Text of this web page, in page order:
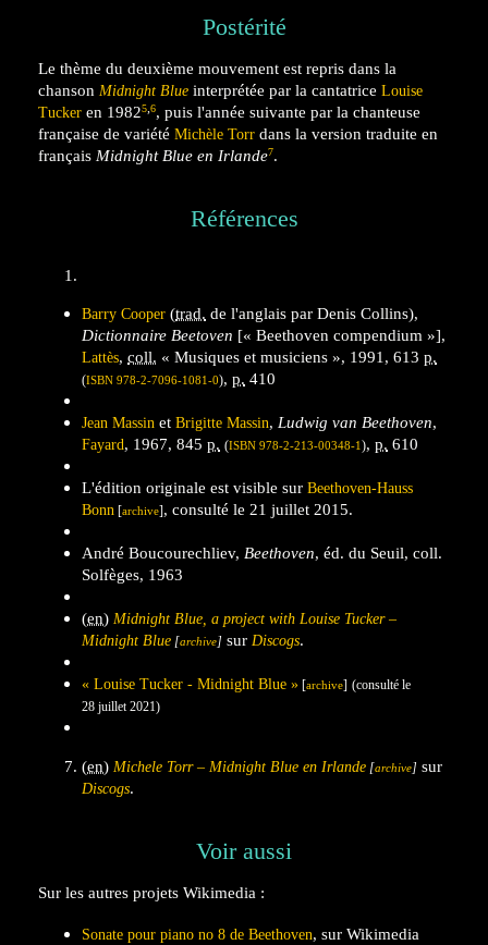
Postérité
Le thème du deuxième mouvement est repris dans la
chanson Midnight Blue interprétée par la cantatrice Louise
Tucker en 19825 6, puis l'année suivante par la chanteuse
française de variété Michèle Torr dans la version traduite en
français Midnight Blue en Irlande7.
Références
Barry Cooper (trad. de l'anglais par Denis Collins),
Dictionnaire Beetoven [« Beethoven compendium »],
Lattès, coll. « Musiques et musiciens », 1991 , 613 p.
(ISBN 978-2-7096-1081-0), p. 410
Jean Massin et Brigitte Massin, Ludwig van Beethoven,
Fayard, 1967, 845 p. (ISBN 978-2-213-00348-1 ), p. 610
L'édition originale est visible sur Beethoven-Hauss
Bonn [archive], consulté le 21 juillet 2015.
André Boucourechliev, Beethoven, éd. du Seuil, coll.
Solfèges, 1963
(en) Midnight Blue, a project with Louise Tucker –
Midnight Blue [archive] sur Discogs.
« Louise Tucker - Midnight Blue » [archive] (consulté le
28 juillet 2021)
(en) Michele Torr – Midnight Blue en Irlande [archive] sur
Discogs.
Voir aussi
Sur les autres projets Wikimedia :
Sonate pour piano no 8 de Beethoven, sur Wikimedia